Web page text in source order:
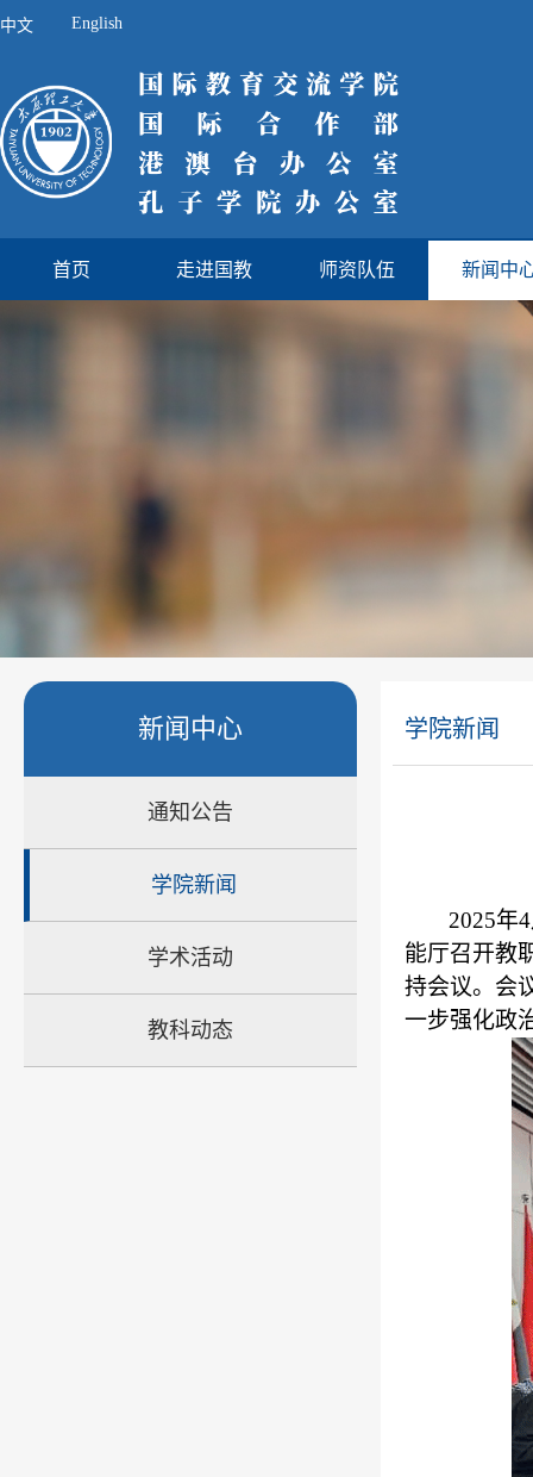
中文 English
首页 走进国教 师资队伍 新闻中
新闻中心
通知公告
学院新闻
学术活动
教科动态
学院新闻
2025年
能厅召开教
持会议。会
一步强化政